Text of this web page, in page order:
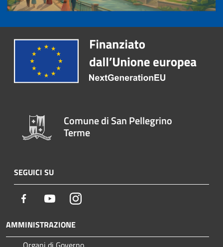
Comune di San Pellegrino
Terme
SEGUICI SU
Facebook YoutubeInstagram
AMMINISTRAZIONE